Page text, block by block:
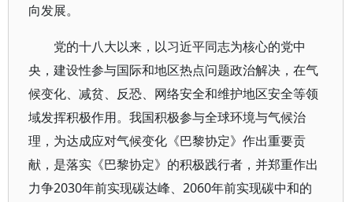
向发展。
党的十八大以来，以习近平同志为核心的党中
央，建设性参与国际和地区热点问题政治解决，在气
候变化、减贫、反恐、网络安全和维护地区安全等领
域发挥积极作用。我国积极参与全球环境与气候治
理，为达成应对气候变化《巴黎协定》作出重要贡
献，是落实《巴黎协定》的积极践行者，并郑重作出
力争2030年前实现碳达峰、2060年前实现碳中和的